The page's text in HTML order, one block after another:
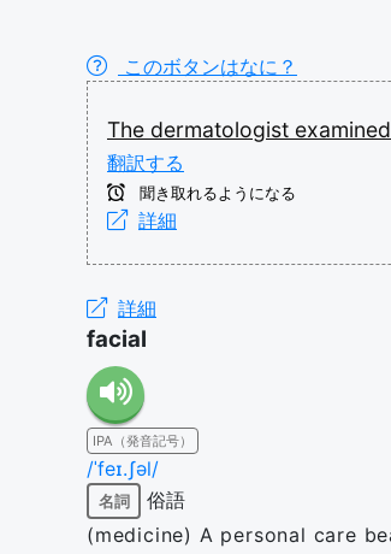
このボタンはなに？
The dermatologist examined
翻訳する
聞き取れるようになる
詳細
詳細
facial
IPA（発音記号）
/ˈfeɪ.ʃəl/
名詞
俗語
(medicine) A personal care